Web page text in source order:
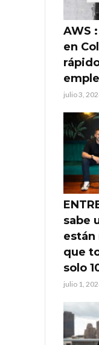
AWS
en
julio 3,
sabe
están
que
solo
julio 1,